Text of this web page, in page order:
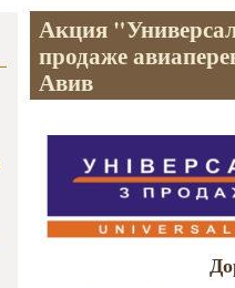
Акция
продаже
Авив